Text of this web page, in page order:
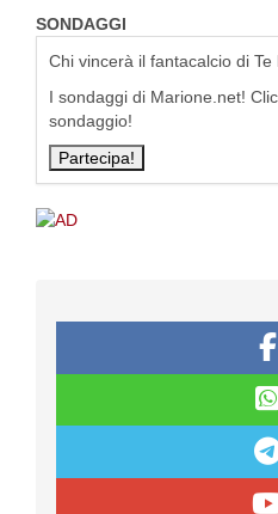
SONDAGGI
Chi vincerà il fantacalcio di Te
I sondaggi di Marione.net!
sondaggio!